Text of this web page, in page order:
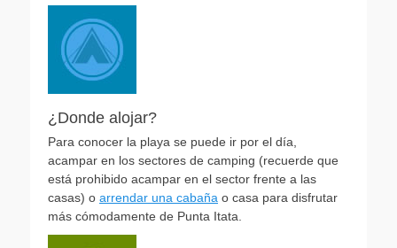
¿Donde alojar?
Para conocer la playa se puede ir por el día,
acampar en los sectores de camping (recuerde que
está prohibido acampar en el sector frente a las
casas) o arrendar una cabaña o casa para disfrutar
más cómodamente de Punta Itata.